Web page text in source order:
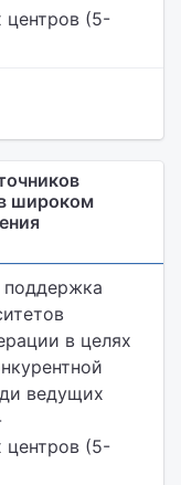
центров (5-
широком
поддержка
в целях
ведущих
центров (5-